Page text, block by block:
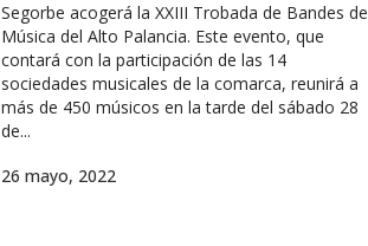
Segorbe acogerá la XXIII Trobada de Bandes de
Música del Alto Palancia. Este evento, que
contará con la participación de las 14
sociedades musicales de la comarca, reunirá a
más de 450 músicos en la tarde del sábado 28
de...
26 mayo, 2022